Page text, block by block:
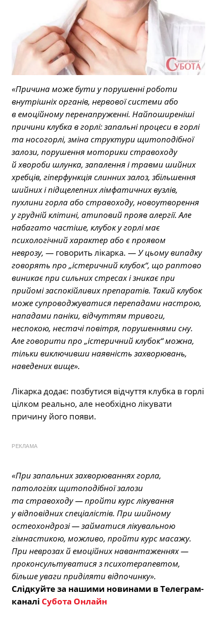
«Причина може бути у порушенні роботи
внутрішніх органів, нервової системи або
в емоційному перенапруженні. Найпоширеніші
причини клубка в горлі: запальні процеси в горлі
та носогорлі, зміна структури щитоподібної
залози, порушення моторики стравоходу
й хвороби шлунка, запалення і травми шийних
хребців, гіперфункція слинних залоз, збільшення
шийних і підщелепних лімфатичних вузлів,
пухлини горла або стравоходу, новоутворення
у грудній клітині, атиповий прояв алергії. Але
набагато частіше, клубок у горлі має
психологічний характер або є проявом
неврозу, — говорить лікарка. —У цьому випадку
говорять про „істеричний клубок“, що раптово
виникає при сильних стресах і зникає при
прийомі заспокійливих препаратів. Такий клубок
може супроводжуватися перепадами настрою,
нападами паніки, відчуттям тривоги,
неспокою, нестачі повітря, порушеннями сну.
Але говорити про „істеричний клубок“ можна,
тільки виключивши наявність захворювань,
наведених вище».
Лікарка додає: позбутися відчуття клубка в горлі
цілком реально, але необхідно лікувати
причину його появи.
РЕКЛАМА
«При запальних захворюваннях горла,
патологіях щитоподібної залози
та стравоходу — пройти курс лікування
у відповідних спеціалістів. При шийному
остеохондрозі — займатися лікувальною
гімнастикою, можливо, пройти курс масажу.
При неврозах й емоційних навантаженнях —
проконсультуватися з психотерапевтом,
більше уваги приділяти відпочинку».
Слідкуйте за нашими новинами в Телеграм-
каналі Субота Онлайн